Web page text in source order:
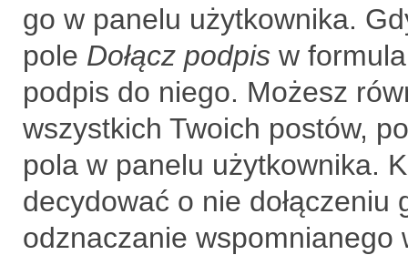
go w panelu użytkownika.
pole Dołącz podpis w
podpis do niego. Możesz
wszystkich Twoich postów,
pola w panelu użytkownika.
decydować o nie
odznaczanie